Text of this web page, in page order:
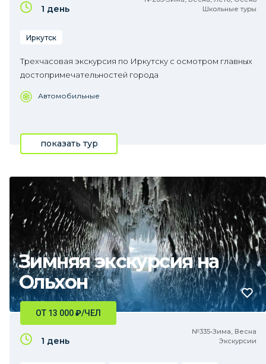
Школьные туры
1 день
Иркутск
Трехчасовая экскурсия по Иркутску с осмотром главных
достопримечательностей города
Автомобильные
показать тур
Зимняя экскурсия на
Ольхон
№335•Зима, Весна
Экскурсии
ОТ 13 000₽/ЧЕЛ
1 день